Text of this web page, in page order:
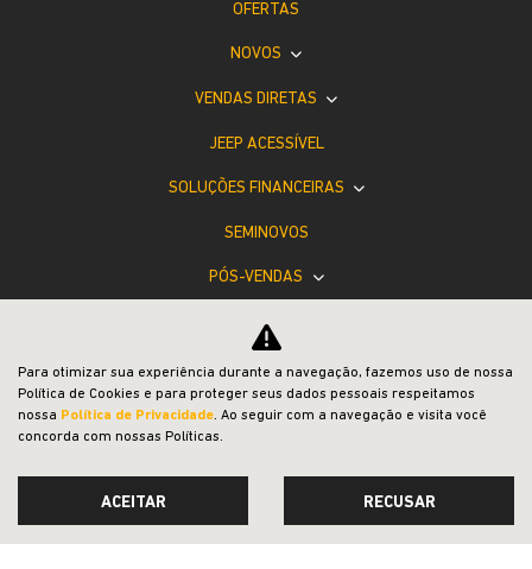
OFERTAS
NOVOS
VENDAS DIRETAS
JEEP ACESSÍVEL
SOLUÇÕES FINANCEIRAS
SEMINOVOS
PÓS-VENDAS
INSTITUCIONAL
BLOG
COMPARATIVO
Para otimizar sua experiência durante a navegação, fazemos uso de nossa
Política de Cookies e para proteger seus dados pessoais respeitamos
nossa Política de Privacidade. Ao seguir com a navegação e visita você
concorda com nossas Políticas.
ACEITAR RECUSAR